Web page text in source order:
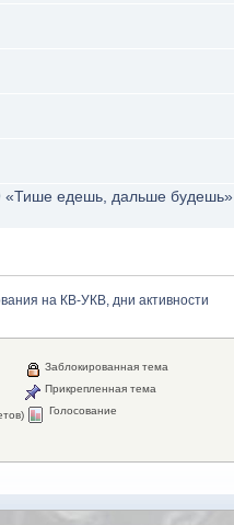
«Тише едешь, дальше будешь»
на КВ-УКВ, дни активности
Заблокированная тема
Прикрепленная тема
Голосование